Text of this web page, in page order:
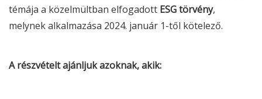
témája a közelmültban elfogadott ESGtörvény,
melynek alkalmazása 2024. január 1-től kötelező.
A részvételt ajánljuk azoknak, akik: